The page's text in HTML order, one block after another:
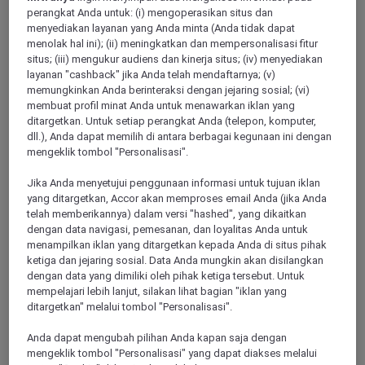
Menampilkan 211 Offers
Show All Destinations
FILTERS
PAKET MENGINAP DAN BERSANTAI
Pullman Jakarta Central Park
DARIIDR 2.125.000++ per malam
Penawaran Exclusive Stay dengan fasilitas
Untuk Bermalam:1 Agustus 2026 - 29
JAKARTA,Indonesia
perangkat Anda untuk: (i) mengoperasikan situs dan
menyediakan layanan yang Anda minta (Anda tidak dapat
menolak hal ini); (ii) meningkatkan dan mempersonalisasi fitur
situs; (iii) mengukur audiens dan kinerja situs; (iv) menyediakan
layanan "cashback" jika Anda telah mendaftarnya; (v)
memungkinkan Anda berinteraksi dengan jejaring sosial; (vi)
membuat profil minat Anda untuk menawarkan iklan yang
ditargetkan. Untuk setiap perangkat Anda (telepon, komputer,
dll.), Anda dapat memilih di antara berbagai kegunaan ini dengan
mengeklik tombol "Personalisasi".
Jika Anda menyetujui penggunaan informasi untuk tujuan iklan
yang ditargetkan, Accor akan memproses email Anda (jika Anda
telah memberikannya) dalam versi "hashed", yang dikaitkan
dengan data navigasi, pemesanan, dan loyalitas Anda untuk
menampilkan iklan yang ditargetkan kepada Anda di situs pihak
ketiga dan jejaring sosial. Data Anda mungkin akan disilangkan
dengan data yang dimiliki oleh pihak ketiga tersebut. Untuk
mempelajari lebih lanjut, silakan lihat bagian "iklan yang
ditargetkan" melalui tombol "Personalisasi".
Anda dapat mengubah pilihan Anda kapan saja dengan
mengeklik tombol "Personalisasi" yang dapat diakses melalui